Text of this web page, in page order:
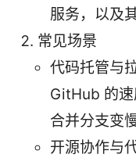
服务，以及
常见场景
代码托管与
GitHub 的速
合并分支变
开源协作与